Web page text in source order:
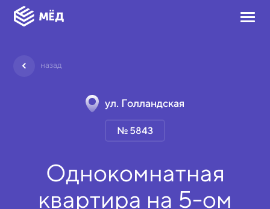
назад
ул. Голландская
№ 5843
Однокомнатная
квартира на 5-ом